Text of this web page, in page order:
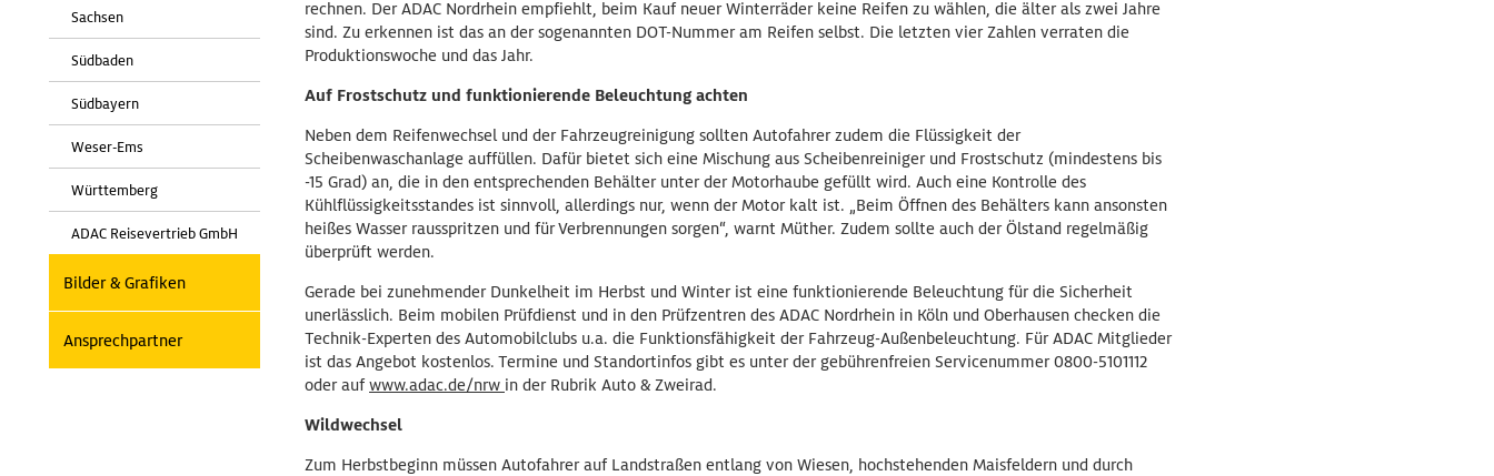
Sachsen
Südbaden
Südbayern
Weser-Ems
Württemberg
ADAC Reisevertrieb GmbH
Bilder & Grafiken
Ansprechpartner
rechnen. Der ADAC Nordrhein empfiehlt, beim Kauf neuer Winterräder keine Reifen zu wählen, die älter als zwei Jahre
sind. Zu erkennen ist das an der sogenannten DOT-Nummer am Reifen selbst. Die letzten vier Zahlen verraten die
Produktionswoche und das Jahr.
Auf Frostschutz und funktionierende Beleuchtung achten
Neben dem Reifenwechsel und der Fahrzeugreinigung sollten Autofahrer zudem die Flüssigkeit der
Scheibenwaschanlage auffüllen. Dafür bietet sich eine Mischung aus Scheibenreiniger und Frostschutz (mindestens bis
-15 Grad) an, die in den entsprechenden Behälter unter der Motorhaube gefüllt wird. Auch eine Kontrolle des
Kühlflüssigkeitsstandes ist sinnvoll, allerdings nur, wenn der Motor kalt ist. „Beim Öffnen des Behälters kann ansonsten
heißes Wasser rausspritzen und für Verbrennungen sorgen“, warnt Müther. Zudem sollte auch der Ölstand regelmäßig
überprüft werden.
Gerade bei zunehmender Dunkelheit im Herbst und Winter ist eine funktionierende Beleuchtung für die Sicherheit
unerlässlich. Beim mobilen Prüfdienst und in den Prüfzentren des ADAC Nordrhein in Köln und Oberhausen checken die
Technik-Experten des Automobilclubs u.a. die Funktionsfähigkeit der Fahrzeug-Außenbeleuchtung. Für ADAC Mitglieder
ist das Angebot kostenlos. Termine und Standortinfos gibt es unter der gebührenfreien Servicenummer 0800-5101112
oder aufwww.adac.de/nrw in der Rubrik Auto & Zweirad.
Wildwechsel
Zum Herbstbeginn müssen Autofahrer auf Landstraßen entlang von Wiesen, hochstehenden Maisfeldern und durch